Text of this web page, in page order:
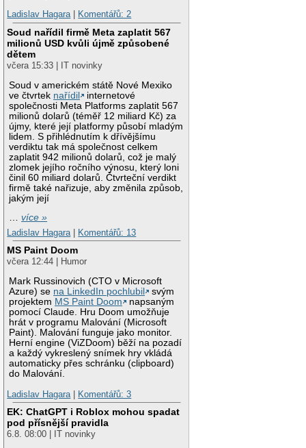
Ladislav Hagara| Komentářů: 2
Soud nařídil firmě Meta zaplatit 567
milionů USD kvůli újmě způsobené
dětem
včera 15:33 | IT novinky
Soud v americkém státě Nové Mexiko
ve čtvrtek nařídil
internetové
společnosti Meta Platforms zaplatit 567
milionů dolarů (téměř 12 miliard Kč) za
újmy, které její platformy působí mladým
lidem. S přihlédnutím k dřívějšímu
verdiktu tak má společnost celkem
zaplatit 942 milionů dolarů, což je malý
zlomek jejího ročního výnosu, který loni
činil 60 miliard dolarů. Čtvrteční verdikt
firmě také nařizuje, aby změnila způsob,
jakým její
…více »
Ladislav Hagara
Komentářů: 13
MS Paint Doom
včera 12:44 | Humor
Mark Russinovich (CTO v Microsoft
Azure) se na LinkedIn pochlubil
svým
projektem MS Paint Doom
napsaným
pomocí Claude. Hru Doom umožňuje
hrát v programu Malování (Microsoft
Paint). Malování funguje jako monitor.
Herní engine (ViZDoom) běží na pozadí
a každý vykreslený snímek hry vkládá
automaticky přes schránku (clipboard)
do Malování.
Ladislav Hagara
Komentářů: 3
EK: ChatGPT i Roblox mohou spadat
pod přísnější pravidla
6.8. 08:00 | IT novinky